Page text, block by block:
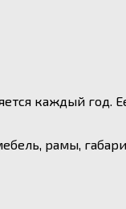
каждый год.
рамы,